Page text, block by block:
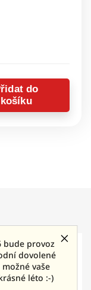
bude provoz
dovolené
vaše
léto :-)
do
košíku
Vyrobeno z